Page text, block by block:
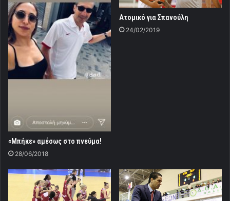
«Μπήκε» αμέσως στο πνεύμα!
28/06/2018
Ατομικό για Σπανούλη
24/02/2019